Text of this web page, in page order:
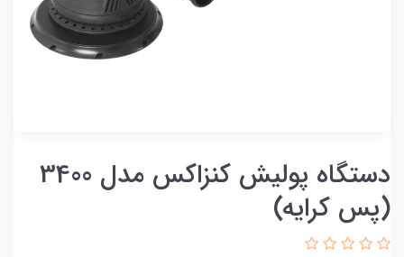
دستگاه پولیش کنزاکس مدل 3400
(پس کرایه)